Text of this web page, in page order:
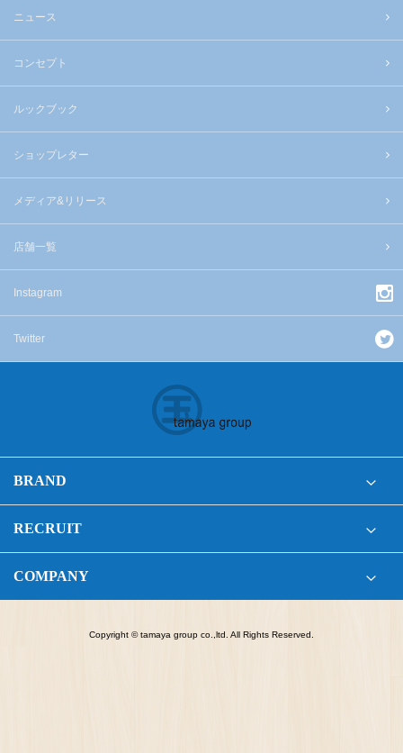
ニュース
コンセプト
ルックブック
ショップレター
メディア&リリース
店舗一覧
Instagram
Twitter
BRAND
RECRUIT
COMPANY
Copyright © tamaya group co.,ltd. All Rights Reserved.